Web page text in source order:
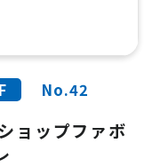
No.42
ョップファボ